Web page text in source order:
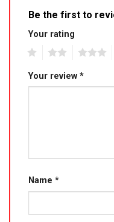
Be the first to
Your rating
Your review *
Name *